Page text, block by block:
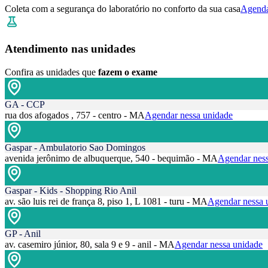
Coleta com a segurança do laboratório no conforto da sua casa
Atendimento nas unidades
Confira as unidades que fazem o exame
GA - CCP
rua dos afogados , 757 - centro - MAAgendar nessa unidade
Gaspar - Ambulatorio Sao Domingos
avenida jerônimo de albuquerque, 540 - bequimão - MAAgendar
Gaspar - Kids - Shopping Rio Anil
av. são luis rei de frança 8, piso 1, L 1081 - turu - MAAgendar nessa
GP - Anil
av. casemiro júnior, 80, sala 9 e 9 - anil - MAAgendar nessa unidade